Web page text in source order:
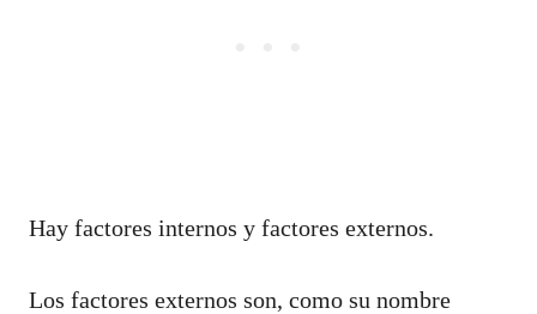
Hay factores internos y factores externos.
Los factores externos son, como su nombre